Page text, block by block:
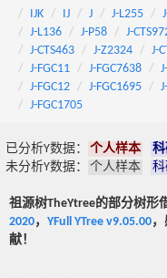
IJK
IJ J J-L255
J-L136
J-P58 J-
J-CTS463
J-Z2324 J-
J-FGC11
J-FGC7638
J-FGC12
J-FGC1695
J-FGC1705
已分析Y数据： 个人样本
未分析Y数据：
个人样本
祖源树TheYtree的部分树形
2020， YFull YTree v9.05.00
献！